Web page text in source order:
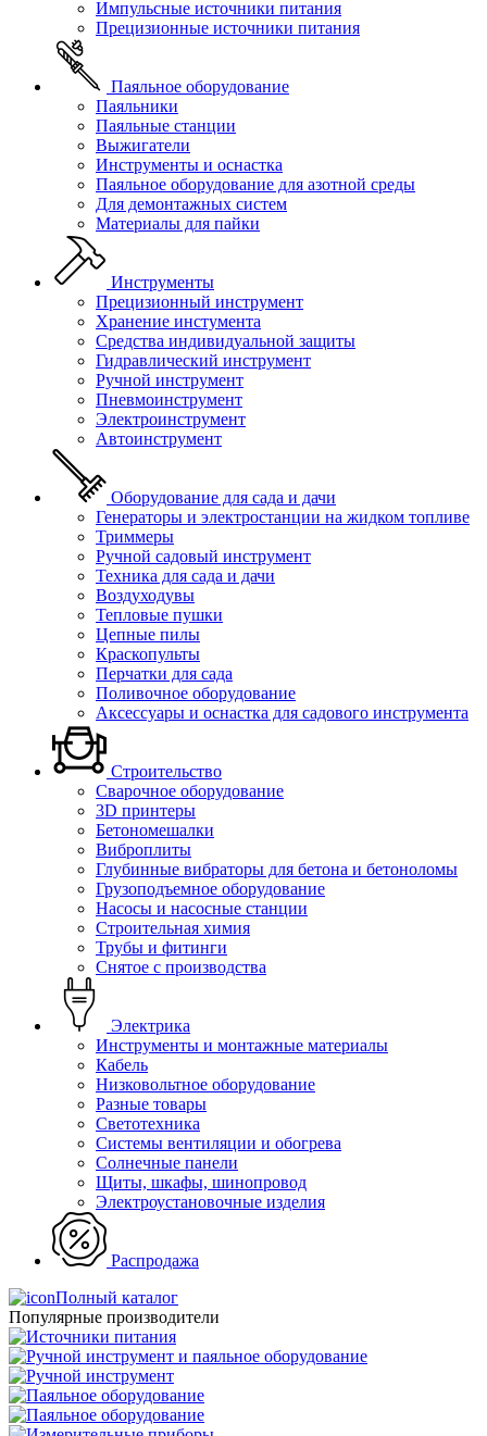
Импульсные источники питания
Прецизионные источники питания
Паяльное оборудование
Паяльники
Паяльные станции
Выжигатели
Инструменты и оснастка
Паяльное оборудование для азотной среды
Для демонтажных систем
Материалы для пайки
Инструменты
Прецизионный инструмент
Хранение инстумента
Средства индивидуальной защиты
Гидравлический инструмент
Ручной инструмент
Пневмоинструмент
Электроинструмент
Автоинструмент
Оборудование для сада и дачи
Генераторы и электростанции на жидком топливе
Триммеры
Ручной садовый инструмент
Техника для сада и дачи
Воздуходувы
Тепловые пушки
Цепные пилы
Краскопульты
Перчатки для сада
Поливочное оборудование
Аксессуары и оснастка для садового инструмента
Строительство
Сварочное оборудование
3D принтеры
Бетономешалки
Виброплиты
Глубинные вибраторы для бетона и бетоноломы
Грузоподъемное оборудование
Насосы и насосные станции
Строительная химия
Трубы и фитинги
Снятое с производства
Электрика
Инструменты и монтажные материалы
Кабель
Низковольтное оборудование
Разные товары
Светотехника
Системы вентиляции и обогрева
Солнечные панели
Щиты, шкафы, шинопровод
Электроустановочные изделия
Распродажа
Полный каталог
Популярные производители